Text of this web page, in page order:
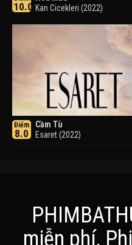
10.0 Kan Cicekleri (2022)
Điểm
8.0
Cầm Tù
Esaret (2022)
miễn phí,